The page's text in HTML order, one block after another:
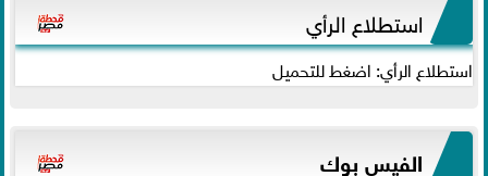
استطلاع الرأي
استطلاع الرأي: اضغط للتحميل
الفيس بوك